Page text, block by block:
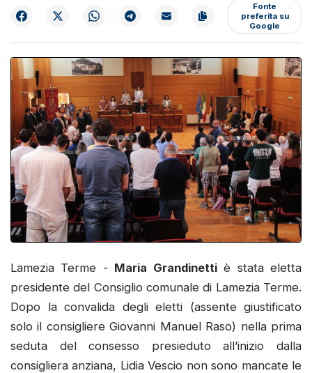
Fonte
preferita su
Google
Lamezia Terme - Maria Grandinettiè stata eletta
presidente del Consiglio comunale di Lamezia Terme.
Dopo la convalida degli eletti (assente giustificato
solo il consigliere Giovanni Manuel Raso) nella prima
seduta del consesso presieduto all’inizio dalla
consigliera anziana, Lidia Vescio non sono mancate le